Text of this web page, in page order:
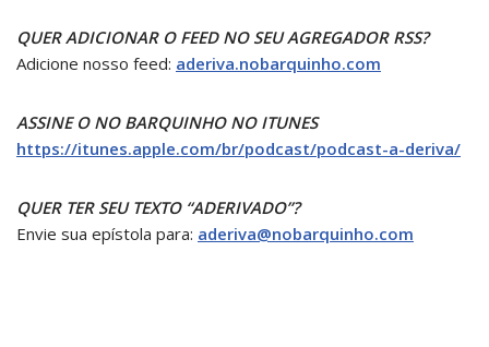
QUER ADICIONAR O FEED NO SEU AGREGADOR RSS?
Adicione nosso feed: aderiva.nobarquinho.com
ASSINE O NO BARQUINHO NO ITUNES
https://itunes.apple.com/br/podcast/podcast-a-deriva/
QUER TER SEU TEXTO “ADERIVADO”?
Envie sua epístola para: aderiva@nobarquinho.com